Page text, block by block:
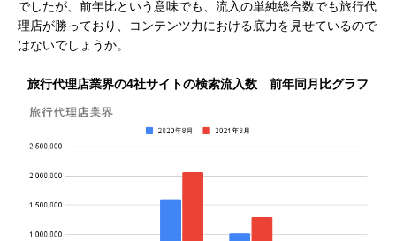
でしたが、前年比という意味でも、流入の単純総合数でも旅行代
理店が勝っており、コンテンツ力における底力を見せているので
はないでしょうか。
旅行代理店業界の4社サイトの検索流入数 前年同月比グラフ